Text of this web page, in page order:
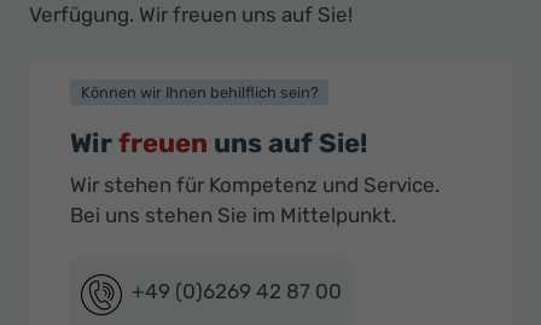
Verfügung. Wir freuen uns auf Sie!
Können wir Ihnen behilflich sein?
Wirfreuen uns auf Sie!
Wir stehen für Kompetenz und Service.
Bei uns stehen Sie im Mittelpunkt.
+49 (0)6269 42 87 00